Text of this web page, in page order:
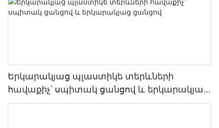
Երկարակյաց պլաստիկե տերևների
հավաքիչ՝ սպիտակ ցանցով և երկարակյաց
ցանցով